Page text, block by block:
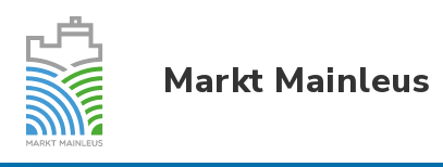
Markt Mainleus